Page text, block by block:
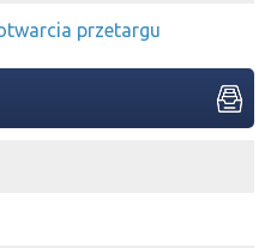
przetargu